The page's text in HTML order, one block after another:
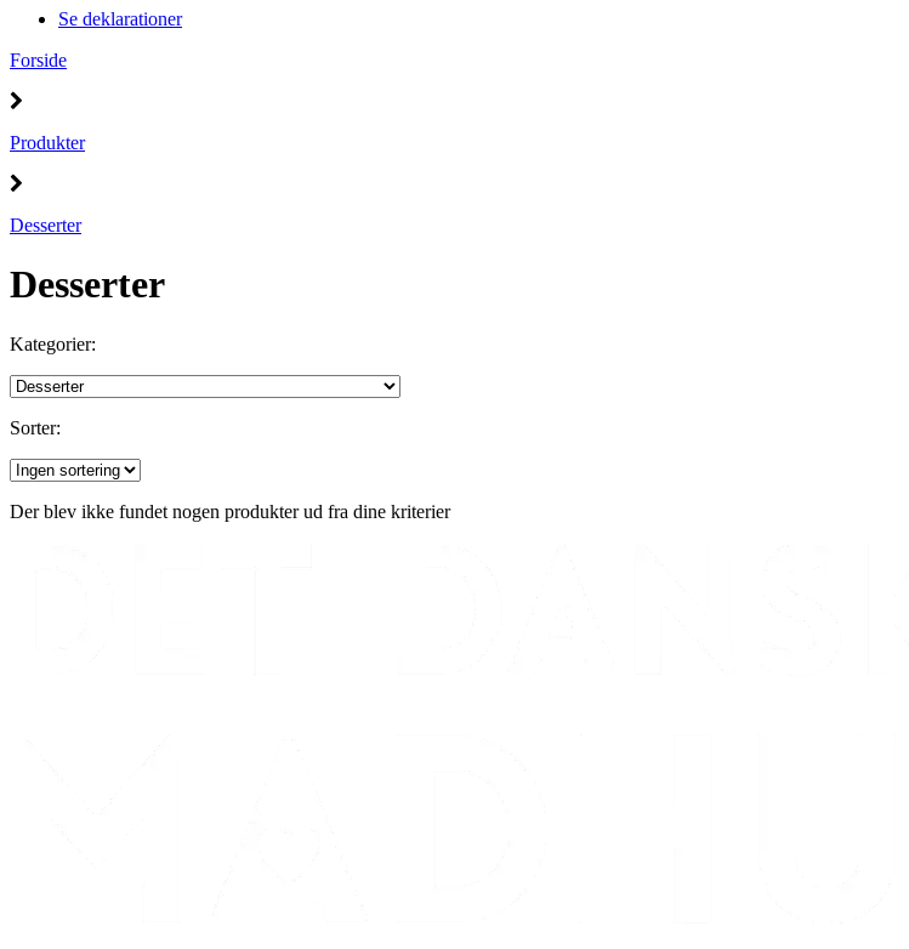
Se deklarationer
Forside
Produkter
Desserter
Desserter
Kategorier:
Sorter:
Der blev ikke fundet nogen produkter ud fra dine kriterier